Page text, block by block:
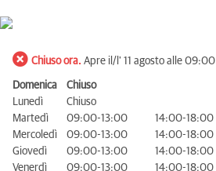
Chiuso ora. Apre il/l' 11 agosto alle 09:00
Domenica
Chiuso
Lunedì
Chiuso
Martedì
09:00-13:00
14:00-18:00
Mercoledì
09:00-13:00
14:00-18:00
Giovedì
09:00-13:00
14:00-18:00
Venerdì
09:00-13:00
14:00-18:00